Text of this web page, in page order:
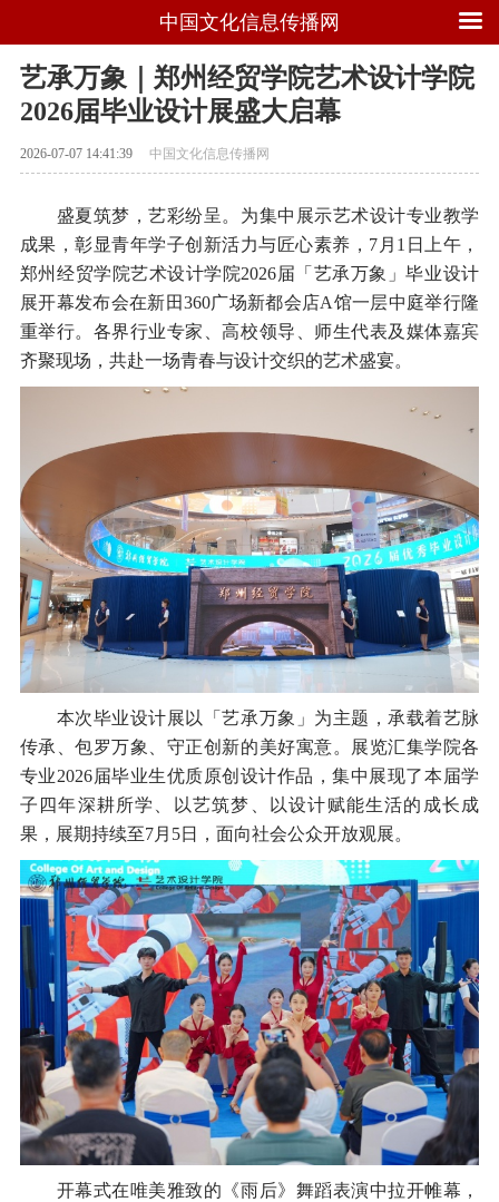
中国文化信息传播网
艺承万象｜郑州经贸学院艺术设计学院
2026届毕业设计展盛大启幕
2026-07-07 14:41:39 中国文化信息传播网
盛夏筑梦，艺彩纷呈。为集中展示艺术设计专业教学
成果，彰显青年学子创新活力与匠心素养，7月1日上午，
郑州经贸学院艺术设计学院2026届「艺承万象」毕业设计
展开幕发布会在新田360广场新都会店A馆一层中庭举行隆
重举行。各界行业专家、高校领导、师生代表及媒体嘉宾
齐聚现场，共赴一场青春与设计交织的艺术盛宴。
本次毕业设计展以「艺承万象」为主题，承载着艺脉
传承、包罗万象、守正创新的美好寓意。展览汇集学院各
专业2026届毕业生优质原创设计作品，集中展现了本届学
子四年深耕所学、以艺筑梦、以设计赋能生活的成长成
果，展期持续至7月5日，面向社会公众开放观展。
开幕式在唯美雅致的《雨后》舞蹈表演中拉开帷幕，